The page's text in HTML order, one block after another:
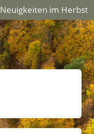
Neuigkeiten im Herbst